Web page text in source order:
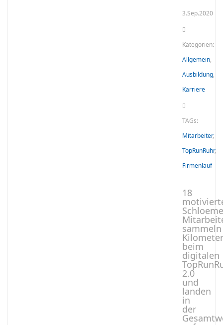
3.Sep.2020
Kategorien:
Allgemein,
Ausbildung,
Karriere
TAGs:
Mitarbeiter,
TopRunRuhr,
Firmenlauf
18
sammeln
Kilometer
beim
digitalen
2.0
und
landen
in
der